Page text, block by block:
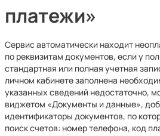
платежи»
Сервис автоматически находит
по реквизитам документов, если у
стандартная или полная учетная
личном кабинете заполнена
указанных сведений недостаточно,
виджетом «Документы и данные»,
идентификаторы документов, по
поиск счетов: номер телефона, код